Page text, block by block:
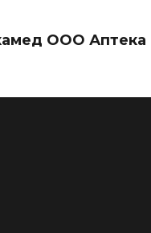
ООО Аптека